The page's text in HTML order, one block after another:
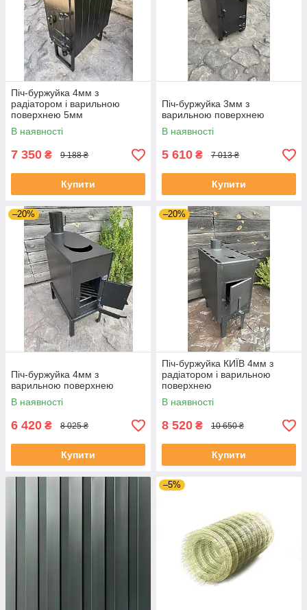
Піч-буржуйка 4мм з
радіатором і варильною
поверхнею 5мм
В наявності
7 350 ₴ 9 188 ₴
Купити
Піч-буржуйка 3мм з
варильною поверхнею
В наявності
5 610 ₴ 7 013 ₴
Купити
–20%
Піч-буржуйка 4мм з
варильною поверхнею
В наявності
6 420 ₴ 8 025 ₴
Купити
–20%
Піч-буржуйка КИЇВ 4мм з
радіатором і варильною
поверхнею
В наявності
8 520 ₴ 10 650 ₴
Купити
–5%